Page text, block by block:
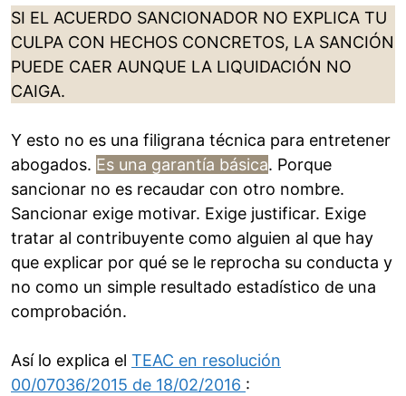
SI EL ACUERDO SANCIONADOR NO EXPLICA TU
CULPA CON HECHOS CONCRETOS, LA SANCIÓN
PUEDE CAER AUNQUE LA LIQUIDACIÓN NO
CAIGA.
Y esto no es una filigrana técnica para entretener
abogados. Es una garantía básica. Porque
sancionar no es recaudar con otro nombre.
Sancionar exige motivar. Exige justificar. Exige
tratar al contribuyente como alguien al que hay
que explicar por qué se le reprocha su conducta y
no como un simple resultado estadístico de una
comprobación.
Así lo explica el TEAC en resolución
00/07036/2015 de 18/02/2016 :